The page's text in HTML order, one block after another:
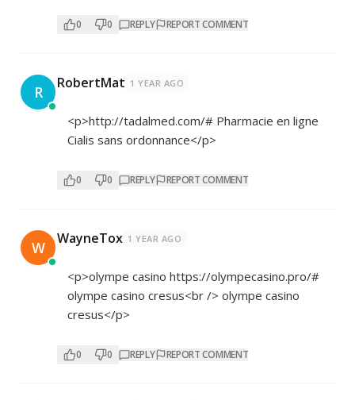
0 0 REPLY REPORT COMMENT
R RobertMat 1 YEAR AGO
<p>http://tadalmed.com/# Pharmacie en ligne
Cialis sans ordonnance</p>
0 0 REPLY REPORT COMMENT
W WayneTox 1 YEAR AGO
<p>olympe casino https://olympecasino.pro/#
olympe casino cresus<br /> olympe casino
cresus</p>
0 0 REPLY REPORT COMMENT